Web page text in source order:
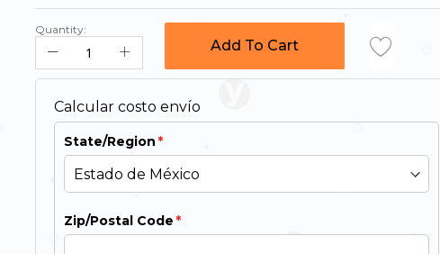
Quantity:
Add To Cart
Calcular costo envío
State/Region
Zip/Postal Code